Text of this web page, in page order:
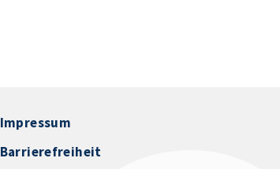
Impressum
Barrierefreiheit